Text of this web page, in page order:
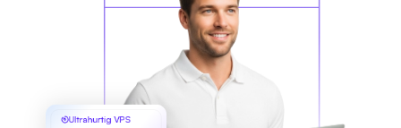
Ultrahurtig VPS